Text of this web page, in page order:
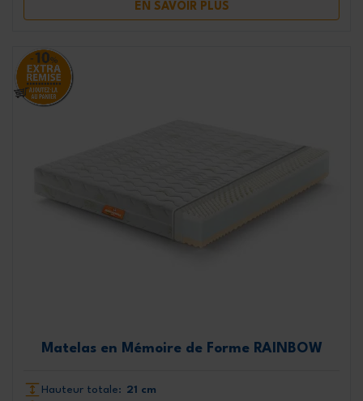
EN SAVOIR PLUS
Matelas en Mémoire de Forme RAINBOW
Hauteur totale: 21 cm